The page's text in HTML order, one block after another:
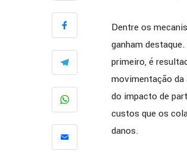
Dentre os
ganham
primeiro, é
movimentação da
do impacto de
custos que os
danos.